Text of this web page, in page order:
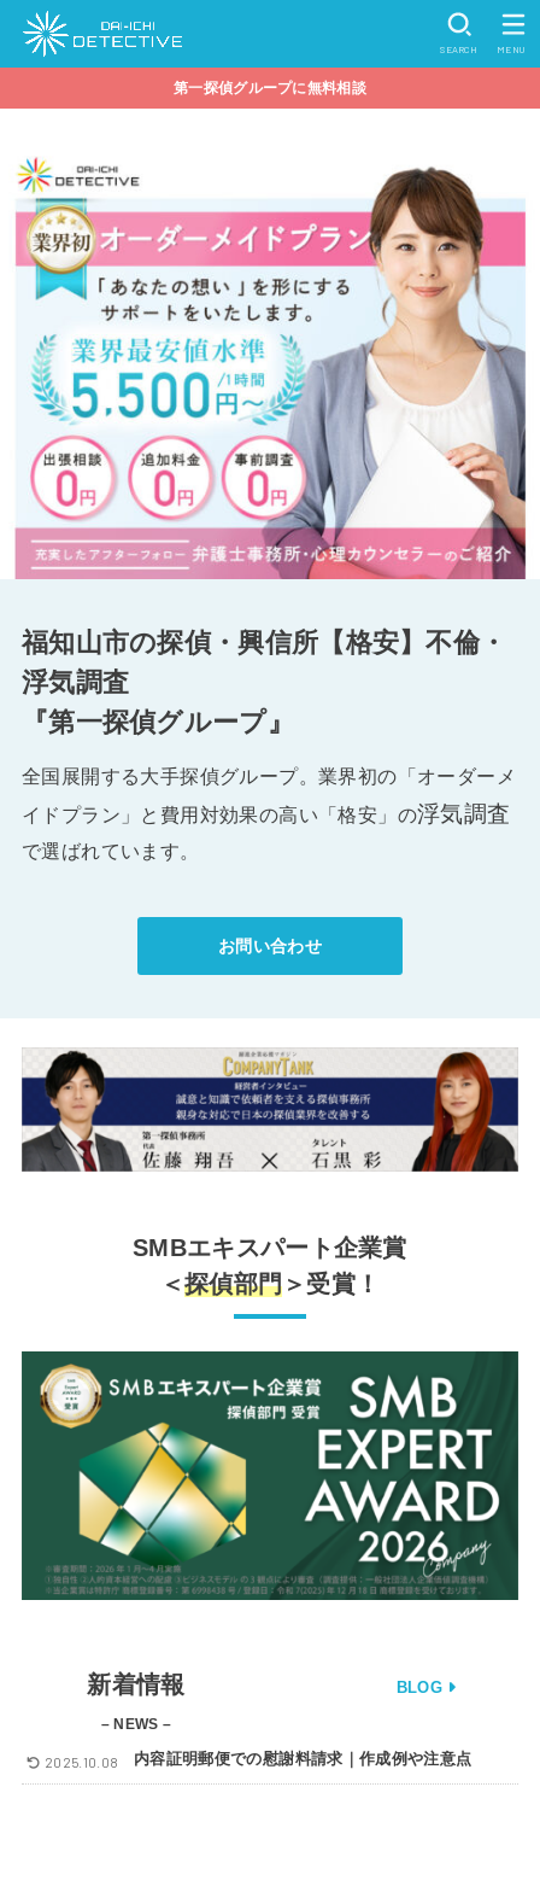
SEARCH MENU
第一探偵グループに無料相談
福知山市の探偵・興信所【格安】不倫・
浮気調査
『第一探偵グループ』
全国展開する大手探偵グループ。業界初の「オーダーメ
イドプラン」と費用対効果の高い「格安」の浮気調査
で選ばれています。
お問い合わせ
SMBエキスパート企業賞
＜探偵部門 ＞受賞！
新着情報
– NEWS –
BLOG
内容証明郵便での慰謝料請求｜作成例や注意点
2025.10.08